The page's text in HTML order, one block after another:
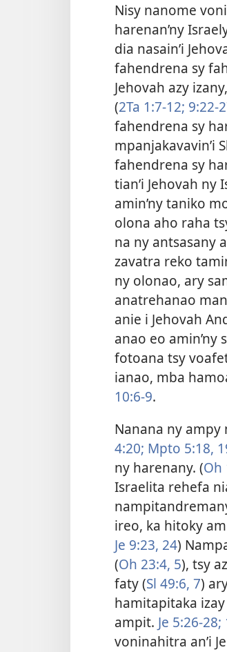
Nisy nanome
harenan’ny
dia nasain’i
fahendrena sy
Jehovah azy
(2Ta 1:7-12; 9:22-
fahendrena sy
mpanjakavavin’i
fahendrena sy
tian’i Jehovah ny
amin’ny taniko
olona aho raha
na ny antsasany
zavatra reko
ny olonao, ary
anatrehanao
anie i Jehovah
anao eo amin’ny
fotoana tsy
ianao, mba
10:6-9.
Nanana ny ampy
4:20; Mpto 5:18,
ny harenany. (Oh
Israelita rehefa
ireo, ka hitoky
Je 9:23, 24)
(Oh 23:4, 5), tsy
faty (Sl 49:6, 7)
hamitapitaka
ampit. Je 5:26-28;
voninahitra an’i